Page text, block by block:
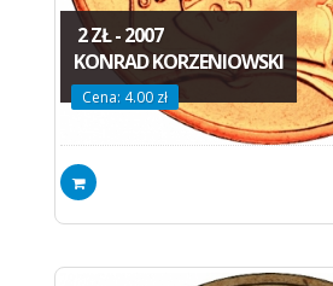
2 ZŁ - 2007
KONRAD KORZENIOWSKI
Cena: 4.00 zł